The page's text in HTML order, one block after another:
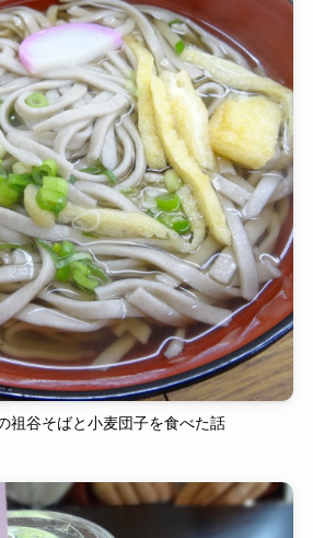
祖谷そばと小麦団子を食べた話